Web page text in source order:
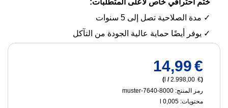
ختم احترافي خاص لأعلى المتطلبات:
✓ مدة الصلاحية تصل إلى 5 سنوات
✓ يوفر أيضًا حماية عالية الجودة من التآكل
14,99€
(
2.998,00 €
/
l
)
رمز المنتج: 8000-7640-muster
محتويات: 0,005